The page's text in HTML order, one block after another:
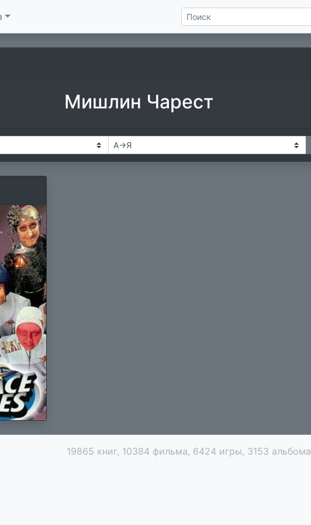
Мишлин Чарест
19865 книг, 10384 фильма, 6424 игры, 3153 альбома